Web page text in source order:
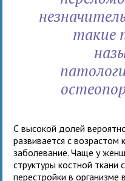
такие
С высокой долей
развивается с возрастом
заболевание. Чаще у
структуры костной ткани
перестройки в